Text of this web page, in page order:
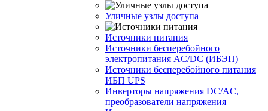
Уличные узлы доступа
Источники питания
Источники бесперебойного
электропитания AC/DC (ИБЭП)
Источники бесперебойного питания
ИБП UPS
Инверторы напряжения DC/AC,
преобразователи напряжения